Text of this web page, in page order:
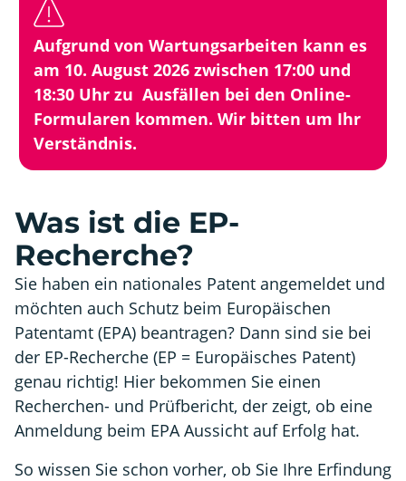
Aufgrund von Wartungsarbeiten kann es
am 10. August 2026 zwischen 17:00 und
18:30 Uhr zu Ausfällen bei den Online-
Formularen kommen. Wir bitten um Ihr
Verständnis.
Was ist die EP-
Recherche?
Sie haben ein nationales Patent angemeldet und
möchten auch Schutz beim Europäischen
Patentamt (EPA) beantragen? Dann sind sie bei
der EP-Recherche (EP = Europäisches Patent)
genau richtig! Hier bekommen Sie einen
Recherchen- und Prüfbericht, der zeigt, ob eine
Anmeldung beim EPA Aussicht auf Erfolg hat.
So wissen Sie schon vorher, ob Sie Ihre Erfindung